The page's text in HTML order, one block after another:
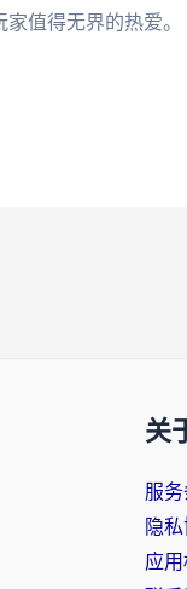
值得无界的热爱。
关
服
隐
应